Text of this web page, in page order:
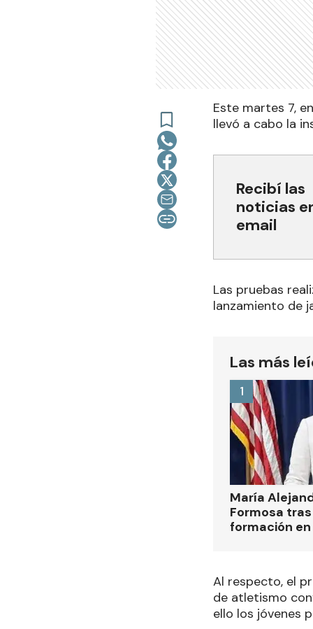
Este martes 7,
llevó a cabo la
Recibí las
noticias
email
Las pruebas
lanzamiento de
Las más
María
Formosa
formación
1
Al respecto, el
de atletismo
ello los jóvenes